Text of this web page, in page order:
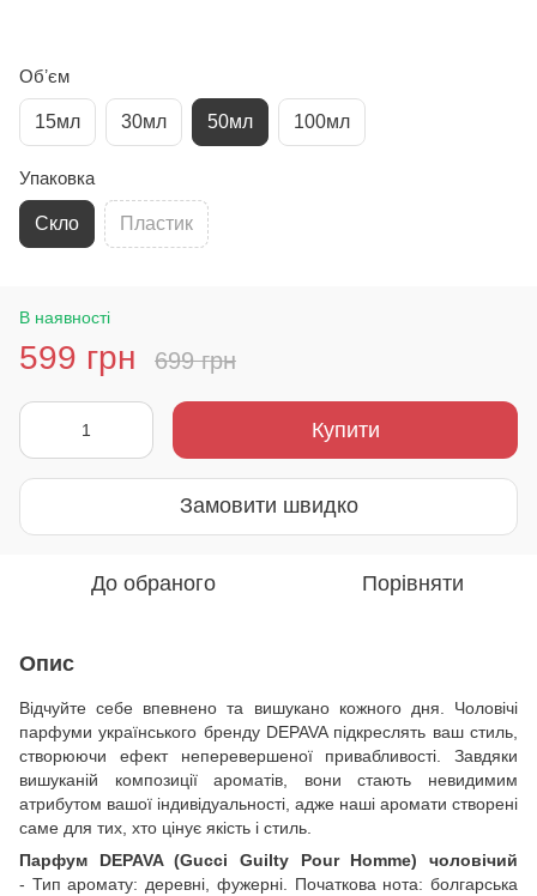
Обʼєм
15мл 30мл 50мл 100мл
Упаковка
Скло Пластик
В наявності
599 грн 699 грн
Купити
Замовити швидко
До обраного Порівняти
Опис
Відчуйте себе впевнено та вишукано кожного дня. Чоловічі
парфуми українського бренду DEPAVA підкреслять ваш стиль,
створюючи ефект неперевершеної привабливості. Завдяки
вишуканій композиції ароматів, вони стають невидимим
атрибутом вашої індивідуальності, адже наші аромати створені
саме для тих, хто цінує якість і стиль.
Парфум DEPAVA (Gucci Guilty Pour Homme) чоловічий
- Тип аромату: деревні, фужерні. Початкова нота: болгарська